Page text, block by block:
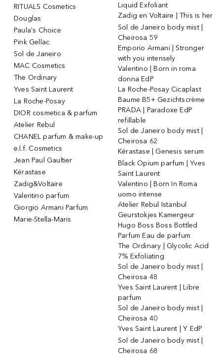
RITUALS Cosmetics
Douglas
Paula's Choice
Pink Gellac
Sol de Janeiro
MAC Cosmetics
The Ordinary
Yves Saint Laurent
La Roche-Posay
DIOR cosmetica & parfum
Atelier Rebul
CHANEL parfum & make-up
e.l.f. Cosmetics
Jean Paul Gaultier
Kérastase
Zadig&Voltaire
Valentino parfum
Giorgio Armani Parfum
Marie-Stella-Maris
Liquid Exfoliant
Zadig en Voltaire | This is her
Sol de Janeiro body mist |
Cheirosa 59
Emporio Armani | Stronger
with you intensely
Valentino | Born in roma
donna EdP
La Roche-Posay Cicaplast
Baume B5+ Gezichtscrème
PRADA | Paradoxe EdP
refillable
Sol de Janeiro body mist |
Cheirosa 62
Kérastase | Genesis serum
Black Opium parfum | Yves
Saint Laurent
Valentino | Born In Roma
uomo intense
Atelier Rebul Istanbul
Geurstokjes Kamergeur
Hugo Boss Boss Bottled
Parfum Eau de parfum
The Ordinary | Glycolic Acid
7% Exfoliating
Sol de Janeiro body mist |
Cheirosa 48
Yves Saint Laurent | Libre
parfum
Sol de Janeiro body mist |
Cheirosa 40
Yves Saint Laurent | Y EdP
Sol de Janeiro body mist |
Cheirosa 68